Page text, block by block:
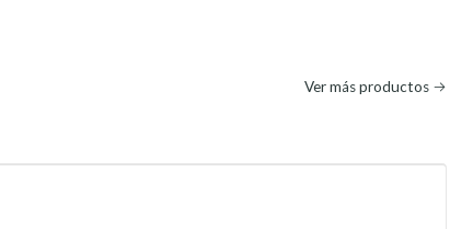
Ver más productos